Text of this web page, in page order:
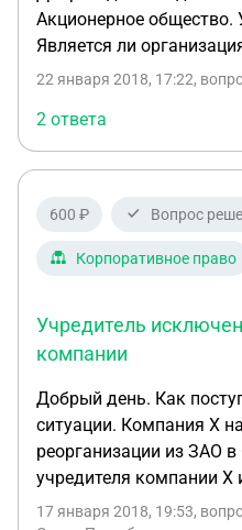
хозяйственных обществ
решить возникший спор? 2)По
районной
собрание членов
исполнительной
крестьянские
Колхозники ответили
устраивает
принципиальных
производственным
администрации
приступить к
земельных долей в
Акционерное общество.
Является ли
22 января 2018, 17:22,
2 ответа
600 ₽ Вопрос
Корпоративное право
Учредитель
компании
Добрый день. Как
ситуации. Компания Х
реорганизации из ЗАО
учредителя компании
17 января 2018, 19:53,